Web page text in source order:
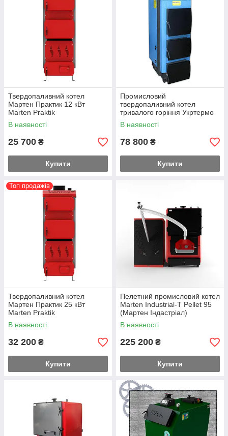
Твердопаливний котел
Мартен Практик 12 кВт
Marten Praktik
В наявності
25 700 ₴
Купити
Промисловий
твердопаливний котел
тривалого горіння Укртермо
200 120 кВт
В наявності
78 800 ₴
Купити
Топ продажів
Твердопаливний котел
Мартен Практик 25 кВт
Marten Praktik
В наявності
32 200 ₴
Купити
Пелетний промисловий котел
Marten Industrial-T Pellet 95
(Мартен Індастріал)
В наявності
225 200 ₴
Купити